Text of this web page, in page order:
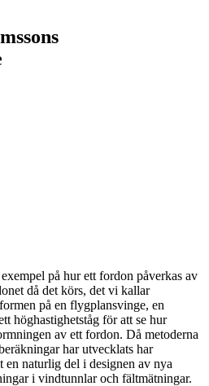
på hur ett fordon påverkas av
då det körs, det vi kallar
på en flygplansvinge, en
höghastighetståg för att se hur
av ett fordon. Då metoderna
har utvecklats har
naturlig del i designen av nya
i vindtunnlar och fältmätningar.